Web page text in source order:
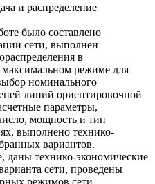
и распределение
было составлено
сети, выполнен
в
режиме для
номинального
линий ориентировочной
параметры,
мощность и тип
выполнено технико-
вариантов.
технико-экономические
сети, проведены
режимов сети.